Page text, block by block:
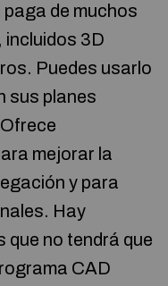
de muchos
3D
Puedes usarlo
sus planes
mejorar la
y para
Hay
que no tendrá que
CAD